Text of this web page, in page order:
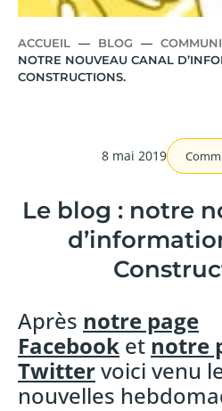
ACCUEIL — BLOG —
NOTRE NOUVEAU CANAL
CONSTRUCTIONS.
8 mai 2019
Le blog : notre
Après notre page
Facebook et notre
Twittervoici venu
nouvelles